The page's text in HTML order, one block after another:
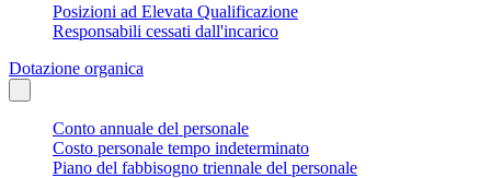
Posizioni ad Elevata Qualificazione
Responsabili cessati dall'incarico
Dotazione organica
Conto annuale del personale
Costo personale tempo indeterminato
Piano del fabbisogno triennale del personale